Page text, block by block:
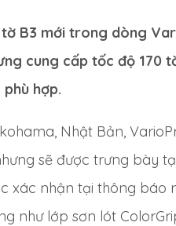
B3 mới trong dòng
cung cấp tốc độ 170
hợp.
Nhật Bản,
sẽ được trưng bày
xác nhận tại thông báo
như lớp sơn lót